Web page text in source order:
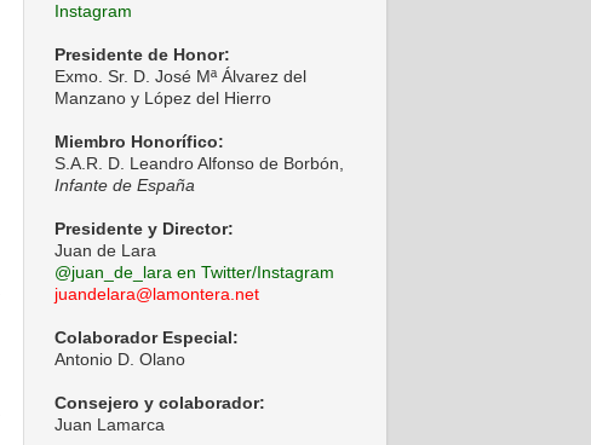
Instagram
Presidente de Honor:
Exmo. Sr. D. José Mª Álvarez del
Manzano y López del Hierro
Miembro Honorífico:
S.A.R. D. Leandro Alfonso de Borbón,
Infante de España
Presidente y Director:
Juan de Lara
@juan_de_lara en Twitter/Instagram
juandelara@lamontera.net
Colaborador Especial:
Antonio D. Olano
Consejero y colaborador:
Juan Lamarca